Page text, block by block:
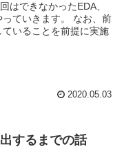
はできなかったEDA、
ていきます。 なお、前
いることを前提に実施
2020.05.03
するまでの話